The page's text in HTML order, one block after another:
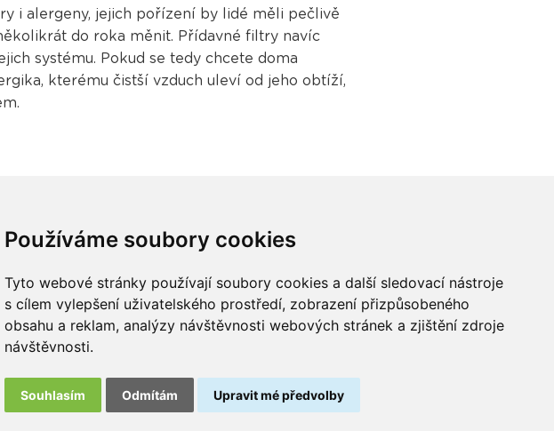
Používáme soubory cookies
Tyto webové stránky používají soubory cookies a další sledovací nástroje
s cílem vylepšení uživatelského prostředí, zobrazení přizpůsobeného
obsahu a reklam, analýzy návštěvnosti webových stránek a zjištění zdroje
návštěvnosti.
Souhlasím Odmítám Upravit mé předvolby
i alergeny, jejich pořízení by lidé měli pečlivě
do roka měnit. Přídavné filtry navíc
systému. Pokud se tedy chcete doma
kterému čistší vzduch uleví od jeho obtíží,
Buďme ve spojení
V rámci zpětného odběru odpadních přenosných baterií spolupracujeme